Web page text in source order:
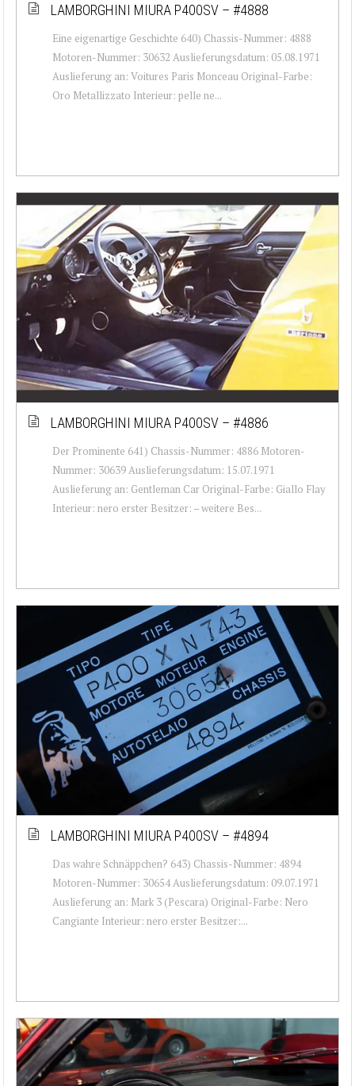
LAMBORGHINI MIURA P400SV – #4888
Eine eigenartige Geschichte 640) Chassis-Nummer: 4888
Motoren-Nummer: 30632 Auslieferungsdatum: 05.08.1971
Auslieferung an: Voitures Paris Monceau Original-Farbe:
Oro Metallizzato Interieur: pelle ne...
LAMBORGHINI MIURA P400SV – #4886
Der Prominente 641) Chassis-Nummer: 4886 Motoren-
Nummer: 30639 Auslieferungsdatum: 15.07.1971
Auslieferung an: Gentleman Car Original-Farbe: Giallo Flay
Interieur: nero erster Besitzer: – weitere Bes...
LAMBORGHINI MIURA P400SV – #4894
Das wahre Schnäppchen? 643) Chassis-Nummer: 4894
Motoren-Nummer: 30654 Auslieferungsdatum: 09.07.1971
Auslieferung an: Mark 3 (Pescara) Original-Farbe: Nero
Cangiante Interieur: nero erster Besitzer:...